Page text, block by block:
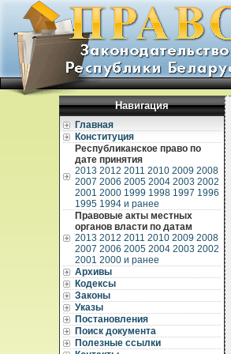
Навигация
Главная
Конституция
Республиканское право по
дате принятия
2013 2012 2011 2010 2009 2008
2007 2006 2005 2004 2003 2002
2001 2000 1999 1998 1997 1996
1995 1994 и ранее
Правовые акты местных
органов власти по датам
2013 2012 2011 2010 2009 2008
2007 2006 2005 2004 2003 2002
2001 2000 и ранее
Архивы
Кодексы
Законы
Указы
Постановления
Поиск документа
Полезные ссылки